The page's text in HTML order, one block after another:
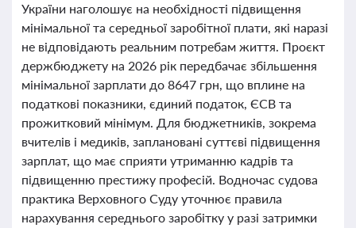
України наголошує на необхідності підвищення
мінімальної та середньої заробітної плати, які наразі
не відповідають реальним потребам життя. Проєкт
держбюджету на 2026 рік передбачає збільшення
мінімальної зарплати до 8647 грн, що вплине на
податкові показники, єдиний податок, ЄСВ та
прожитковий мінімум. Для бюджетників, зокрема
вчителів і медиків, заплановані суттєві підвищення
зарплат, що має сприяти утриманню кадрів та
підвищенню престижу професій. Водночас судова
практика Верховного Суду уточнює правила
нарахування середнього заробітку у разі затримки